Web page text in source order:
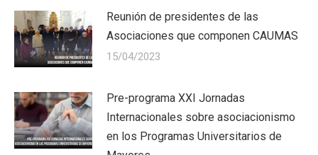
Reunión de presidentes de las
Asociaciones que componen CAUMAS
15/04/2023
Pre-programa XXI Jornadas
Internacionales sobre asociacionismo
en los Programas Universitarios de